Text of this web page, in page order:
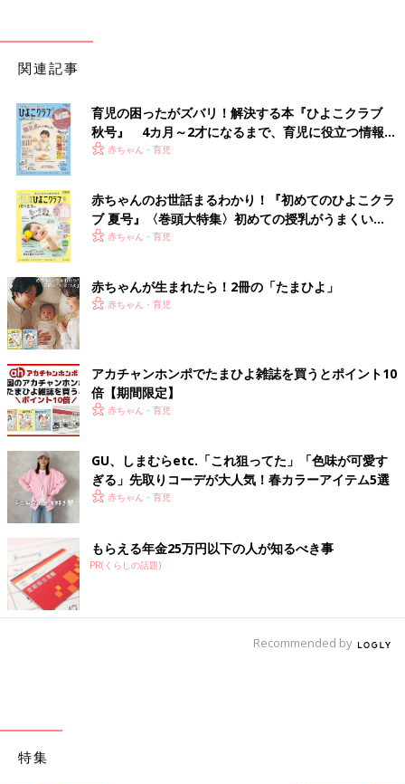
関連記事
育児の困ったがズバリ！解決する本『ひよこクラブ
秋号』 4カ月～2才になるまで、育児に役立つ情報が
いっぱい！
赤ちゃん・育児
赤ちゃんのお世話まるわかり！『初めてのひよこクラ
ブ 夏号』〈巻頭大特集〉初めての授乳がうまくい
く！ おっぱい・ミルクの基本と夏のトラブル 解決テ
赤ちゃん・育児
赤ちゃんが生まれたら！2冊の「たまひよ」
赤ちゃん・育児
アカチャンホンポでたまひよ雑誌を買うとポイント10
倍【期間限定】
赤ちゃん・育児
GU、しまむらetc.「これ狙ってた」「色味が可愛す
ぎる」先取りコーデが大人気！春カラーアイテム5選
赤ちゃん・育児
もらえる年金25万円以下の人が知るべき事
PR(くらしの話題)
Recommended by
特集